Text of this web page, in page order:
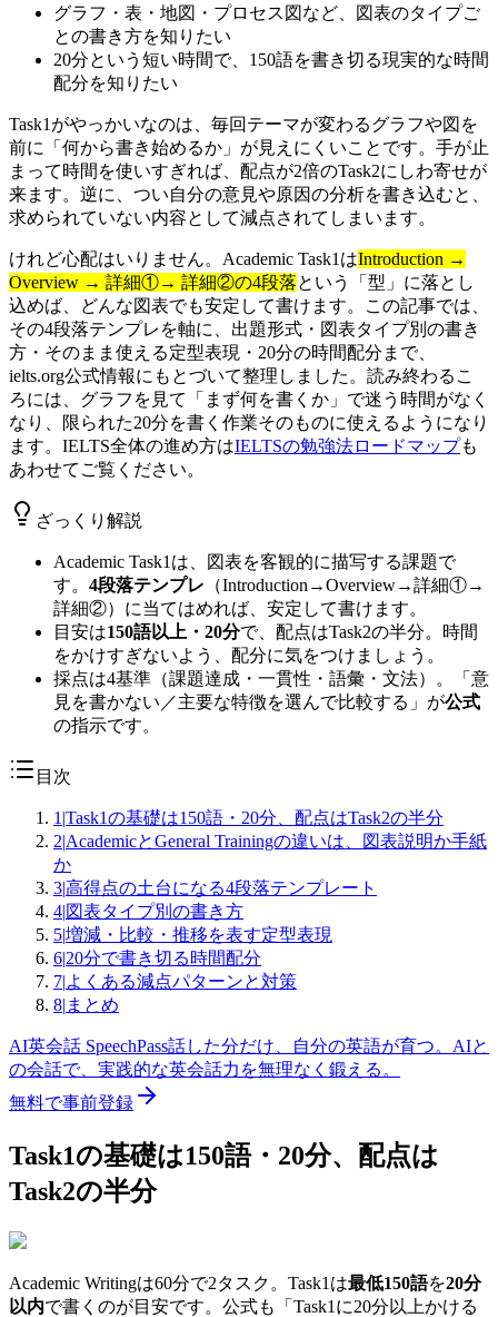
グラフ・表・地図・プロセス図など、図表のタイプご
との書き方を知りたい
20分という短い時間で、150語を書き切る現実的な時間
配分を知りたい
Task1がやっかいなのは、毎回テーマが変わるグラフや図を
前に「何から書き始めるか」が見えにくいことです。手が止
まって時間を使いすぎれば、配点が2倍のTask2にしわ寄せが
来ます。逆に、つい自分の意見や原因の分析を書き込むと、
求められていない内容として減点されてしまいます。
けれど心配はいりません。Academic Task1はIntroduction →
Overview → 詳細①→ 詳細②の4段落という「型」に落とし
込めば、どんな図表でも安定して書けます。この記事では、
その4段落テンプレを軸に、出題形式・図表タイプ別の書き
方・そのまま使える定型表現・20分の時間配分まで、
ielts.org公式情報にもとづいて整理しました。読み終わるこ
ろには、グラフを見て「まず何を書くか」で迷う時間がなく
なり、限られた20分を書く作業そのものに使えるようになり
ます。IELTS全体の進め方はIELTSの勉強法ロードマップも
あわせてご覧ください。
ざっくり解説
Academic Task1は、図表を客観的に描写する課題で
す。 4段落テンプレ （Introduction→Overview→詳細①→
詳細②）に当てはめれば、安定して書けます。
目安は150語以上・20分で、配点はTask2の半分。時間
をかけすぎないよう、配分に気をつけましょう。
採点は4基準（課題達成・一貫性・語彙・文法）。「意
見を書かない／主要な特徴を選んで比較する」が公式
の指示です。
目次
1 |Task1の基礎は150語・20分、配点はTask2の半分
2|AcademicとGeneral Trainingの違いは、図表説明か手紙
か
3|高得点の土台になる4段落テンプレート
4|図表タイプ別の書き方
5|増減・比較・推移を表す定型表現
6|20分で書き切る時間配分
7|よくある減点パターンと対策
8| まとめ
AI英会話 SpeechPass話した分だけ、自分の英語が育つ。 AIと
の会話で、実践的な英会話力を無理なく鍛える。
無料で事前登録
Task1の基礎は150語・20分、配点は
Task2の半分
Academic Writingは60分で2タスク。Task1は最低150語を20分
以内で書くのが目安です。公式も「Task1に20分以上かける